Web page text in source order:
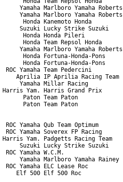
Yamaha Marlboro Yamaha Roberts
Yamaha Marlboro Yamaha Roberts
Honda Kanemoto Honda
Suzuki Lucky Strike Suzuki
Honda Honda Pileri
Honda Team Repsol Honda
Yamaha Marlboro Yamaha Roberts
Honda Fortuna-Honda-Pons
Honda Fortuna-Honda-Pons
Yamaha Team Pedercini
Aprilia IP Aprilia Racing Team
Yamaha Millar Racing
Harris Yam. Harris Grand Prix
Paton Team Paton
Paton Team Paton
ROC Yamaha Qub Team Optimum
ROC Yamaha Soverex FP Racing
Yam. Padgetts Racing Team
Suzuki Lucky Strike Suzuki
ROC Yamaha W.C.M.
Yamaha Marlboro Yamaha Rainey
ROC Yamaha ELC Lease Roc
Elf 500 Elf 500 Roc